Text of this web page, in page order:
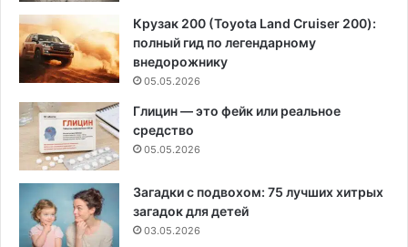
Крузак 200 (Toyota Land Cruiser 200):
полный гид по легендарному
внедорожнику
05.05.2026
Глицин — это фейк или реальное
средство
05.05.2026
Загадки с подвохом: 75 лучших хитрых
загадок для детей
03.05.2026